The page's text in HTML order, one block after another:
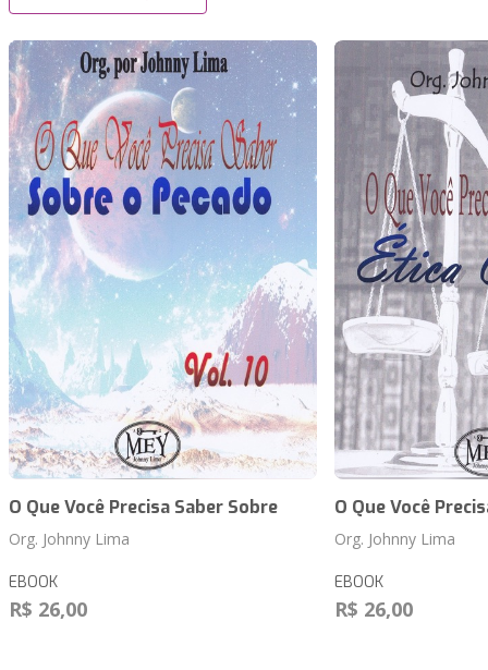
O Que Você Precisa Saber Sobre
Org. Johnny Lima
EBOOK
R$ 26,00
O Que Você
Org. Johnny Lima
EBOOK
R$ 26,00